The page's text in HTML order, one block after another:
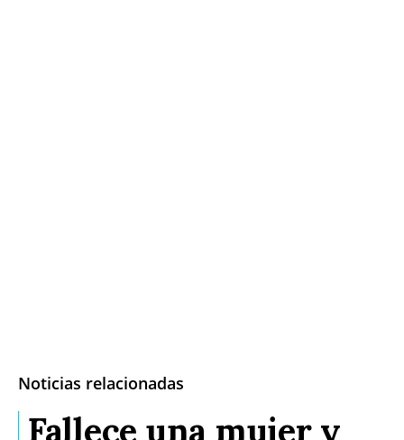
Noticias relacionadas
Fallece una mujer y